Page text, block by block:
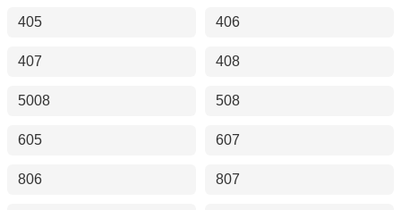
405 406
407 408
5008 508
605 607
806 807